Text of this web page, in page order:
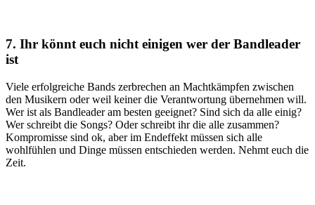
7. Ihr könnt euch nicht einigen wer der Bandleader
ist
Viele erfolgreiche Bands zerbrechen an Machtkämpfen zwischen
den Musikern oder weil keiner die Verantwortung übernehmen will.
Wer ist als Bandleader am besten geeignet? Sind sich da alle einig?
Wer schreibt die Songs? Oder schreibt ihr die alle zusammen?
Kompromisse sind ok, aber im Endeffekt müssen sich alle
wohlfühlen und Dinge müssen entschieden werden. Nehmt euch die
Zeit.